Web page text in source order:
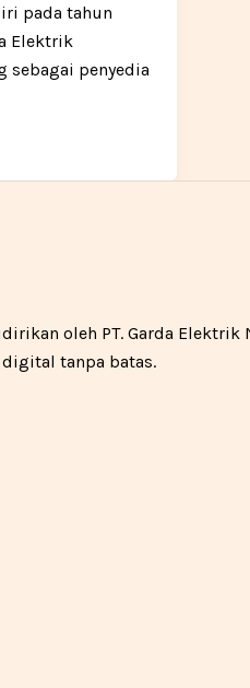
pada tahun
Elektrik
sebagai penyedia
oleh PT. Garda
tanpa batas.